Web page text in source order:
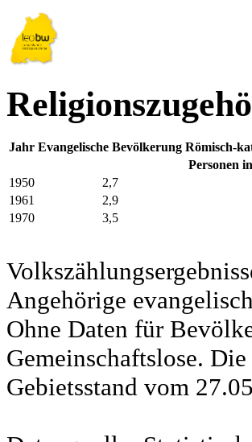
Jahr Evangelische Bevölkerung Römisch-
Personen
1950
2,7
1961
2,9
1970
3,5
Angehörige
Ohne Daten für
Gemeinschaftslose.
Gebietsstand vom